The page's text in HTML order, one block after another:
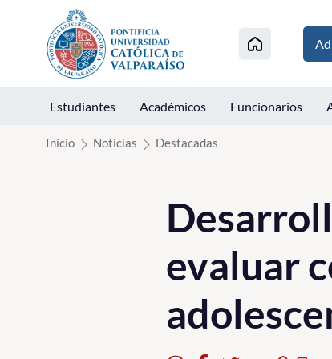
Click acá para ir directamente al contenido
Estudiantes Académicos Funcionarios
Inicio Noticias Destacadas
evaluar